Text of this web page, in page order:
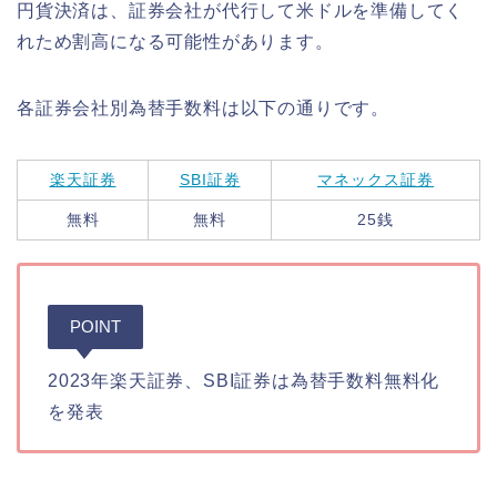
円貨決済は、証券会社が代行して米ドルを準備してく
れため割高になる可能性があります。
各証券会社別為替手数料は以下の通りです。
楽天証券 SBI証券 マネックス証券
無料 無料 25銭
POINT
2023年楽天証券、SBI証券は為替手数料無料化
を発表